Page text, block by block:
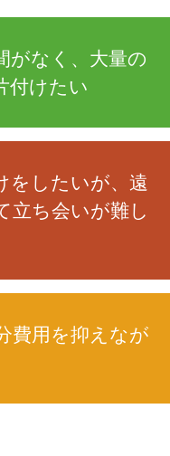
がなく、大量の
付けたい
をしたいが、遠
立ち会いが難し
費用を抑えなが